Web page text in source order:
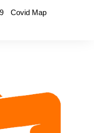
Covid Map